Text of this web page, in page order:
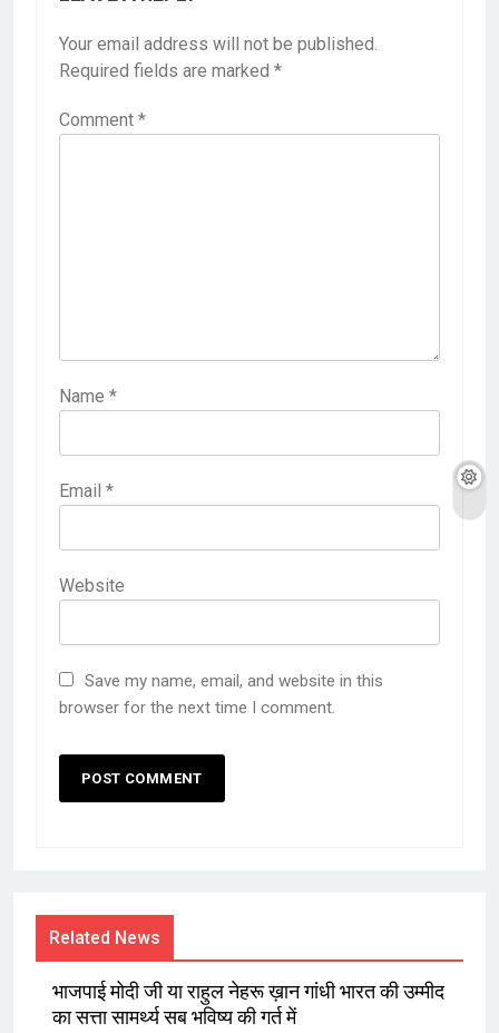
Your email address will not be published.
Required fields are marked *
Comment *
Name *
Email *
Website
Save my name, email, and website in this
browser for the next time I comment.
Related News
भाजपाई मोदी जी या राहुल नेहरू ख़ान गांधी भारत की उम्मीद
का सत्ता सामर्थ्य सब भविष्य की गर्त में